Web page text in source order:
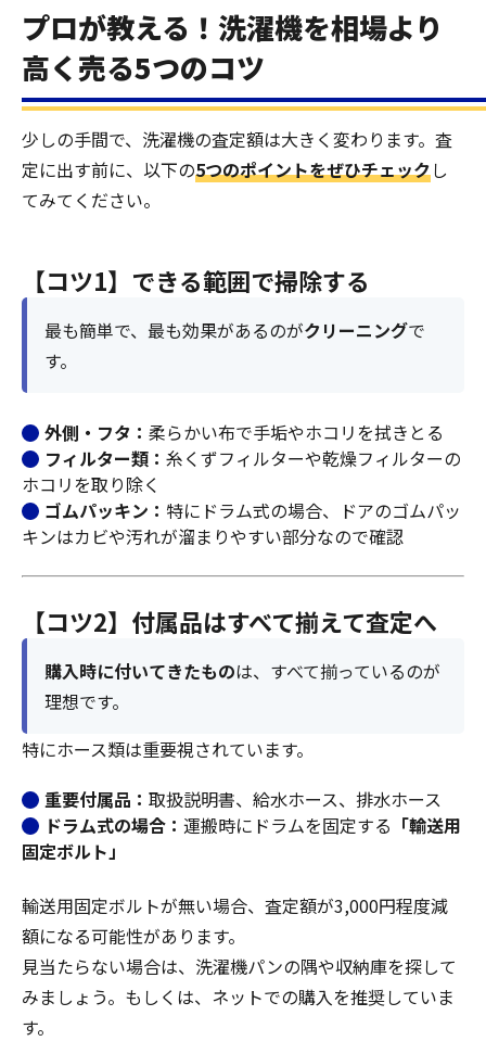
プロが教える！洗濯機を相場より
高く売る5つのコツ
少しの手間で、洗濯機の査定額は大きく変わります。査
定に出す前に、以下の5つのポイントをぜひチェックし
てみてください。
【コツ1】できる範囲で掃除する
最も簡単で、最も効果があるのがクリーニングで
す。
外側・フタ： 柔らかい布で手垢やホコリを拭きとる
フィルター類： 糸くずフィルターや乾燥フィルターの
ホコリを取り除く
ゴムパッキン： 特にドラム式の場合、ドアのゴムパッ
キンはカビや汚れが溜まりやすい部分なので確認
【コツ2】付属品はすべて揃えて査定へ
購入時に付いてきたものは、すべて揃っているのが
理想です。
特にホース類は重要視されています。
重要付属品： 取扱説明書、給水ホース、排水ホース
ドラム式の場合： 運搬時にドラムを固定する 「輸送用
固定ボルト」
輸送用固定ボルトが無い場合、査定額が3,000円程度減
額になる可能性があります。
見当たらない場合は、洗濯機パンの隅や収納庫を探して
みましょう。もしくは、ネットでの購入を推奨していま
す。